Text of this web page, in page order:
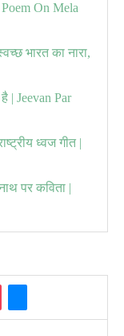
On Mela
भारत का नारा,
| Jeevan Par
ध्वज गीत |
पर कविता |